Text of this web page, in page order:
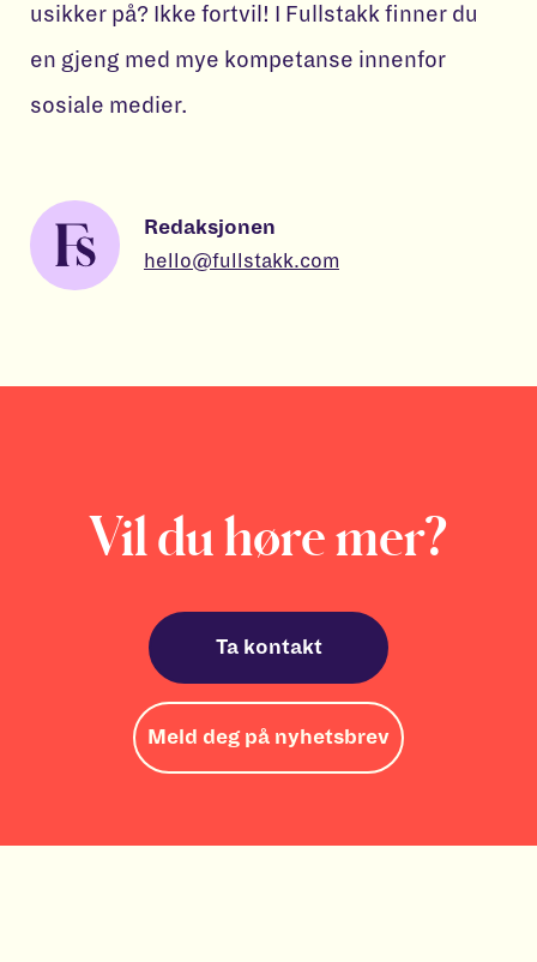
usikker på? Ikke fortvil! I Fullstakk finner du
en gjeng med mye kompetanse innenfor
sosiale medier.
Redaksjonen
hello@fullstakk.com
Vil du høre mer?
Ta kontakt
Meld deg på nyhetsbrev